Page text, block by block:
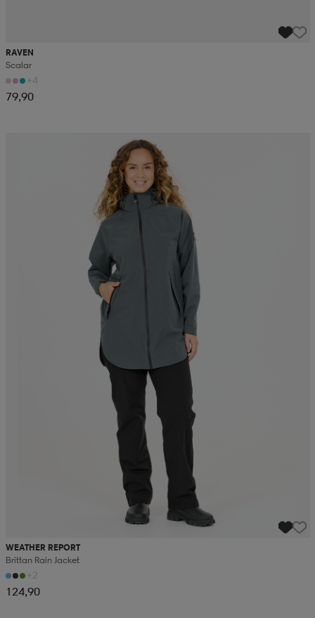
RAVEN
Scalar
+4
79,90
WEATHER REPORT
Brittan Rain Jacket
+2
124,90